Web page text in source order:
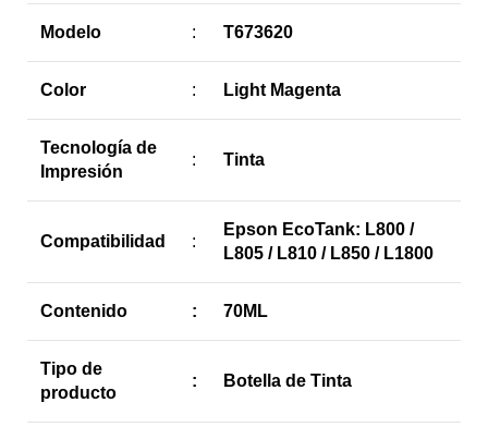
Modelo : T673620
Color : Light Magenta
Tecnología de
Impresión
: Tinta
Compatibilidad :
Epson EcoTank: L800 /
L805 / L810 / L850 / L1800
Contenido : 70ML
Tipo de
producto
: Botella de Tinta